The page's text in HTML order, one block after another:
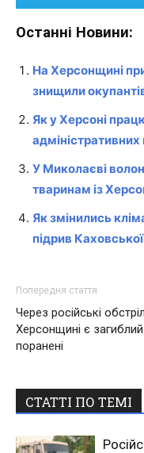
Останні Новини:
На Херсонщині
знищили
Як у Херсоні
адміністративних
У Миколаєві
тваринам із
Як змінились
підрив
Попередня стаття
Через російські
Херсонщині є загиблий
поранені
СТАТТІ ПО ТЕМІ